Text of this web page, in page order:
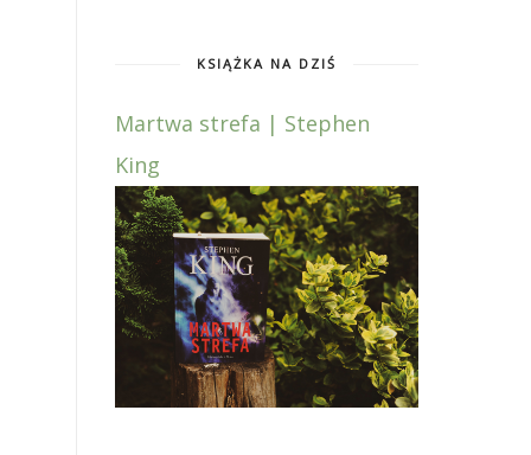
KSIĄŻKA NA DZIŚ
Martwa strefa | Stephen
King